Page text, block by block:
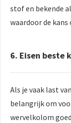
stof en bekende
waardoor de
6. Eisen beste
Als je vaak last
belangrijk om
wervelkolom